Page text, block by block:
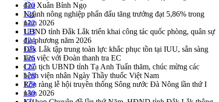
đầu Xuân Bính Ngọ
Ngành nông nghiệp phấn đấu tăng trưởng đạt 5,86% trong
năm 2026
UBND tỉnh Đắk Lắk triển khai công tác quốc phòng, quân sự
địa phương năm 2026
Đắk Lắk tập trung toàn lực khắc phục tồn tại IUU, sẵn sàng
làm việc với Đoàn thanh tra EC
Chủ tịch UBND tỉnh Tạ Anh Tuấn thăm, chúc mừng các
bệnh viện nhân Ngày Thầy thuốc Việt Nam
Rộn ràng lễ hội truyền thống Sông nước Đà Nông lần thứ I
năm 2026
120
121
122
123
124
125
126
127
128
129
130